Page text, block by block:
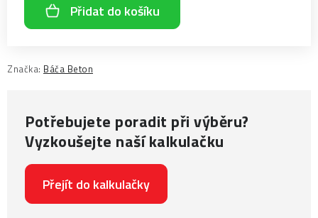
Přidat do košíku
Značka: Báča Beton
Potřebujete poradit při výběru?
Vyzkoušejte naší kalkulačku
Přejít do kalkulačky